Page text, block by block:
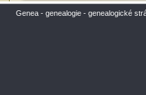
Genea - genealogie - genealogické